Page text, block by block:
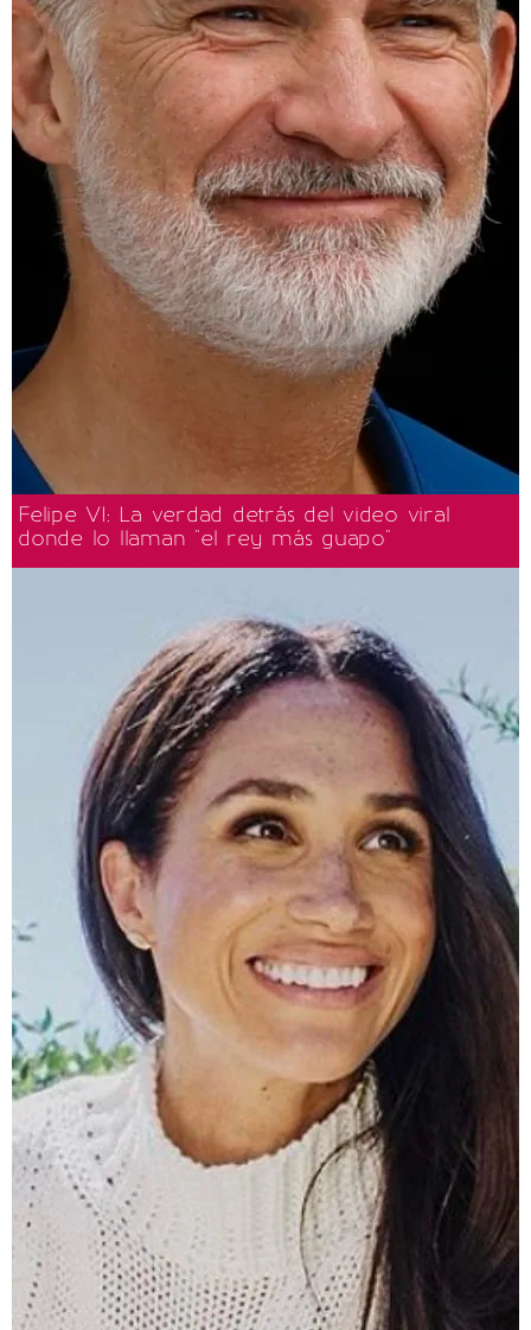
Felipe VI: La verdad detrás del video viral
donde lo llaman "el rey más guapo"